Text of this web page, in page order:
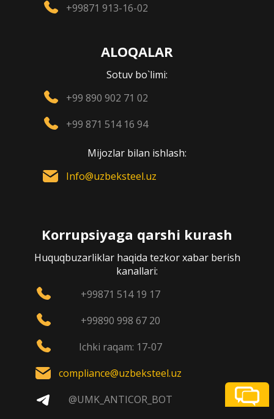
+99871 913-16-02
ALOQALAR
Sotuv bo`limi:
+99 890 902 71 02
+99 871 514 16 94
Mijozlar bilan ishlash:
Info@uzbeksteel.uz
Korrupsiyaga qarshi kurash
Huquqbuzarliklar haqida tezkor xabar berish
kanallari:
+99871 514 19 17
+99890 998 67 20
Ichki raqam: 17-07
compliance@uzbeksteel.uz
@UMK_ANTICOR_BOT